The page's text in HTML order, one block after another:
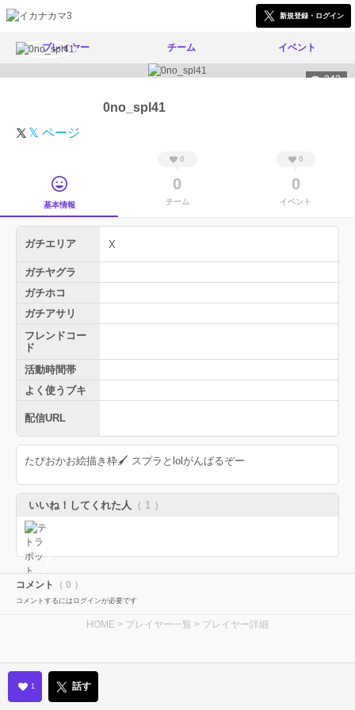
新規登録・ログイン
プレイヤー チーム イベント
242
0no_spl41
𝕏 ページ
基本情報
0
0
チーム
0
0
イベント
ガチエリア X
ガチヤグラ
ガチホコ
ガチアサリ
フレンドコー
ド
活動時間帯
よく使うブキ
配信URL
たぴおかお絵描き枠🖌 スプラとlolがんばるぞー
いいね！してくれた人 （ 1 ）
コメント （ 0 ）
コメントするにはログインが必要です
HOME > プレイヤー一覧 > プレイヤー詳細
1 話す